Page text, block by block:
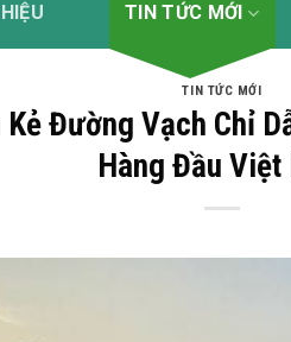
TIN TỨC MỚI
TIN TỨC MỚI
Đường Vạch Chỉ
Hàng Đầu Việt